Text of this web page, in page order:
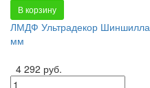
В корзину
ЛМДФ Ультрадекор
мм
4 292 руб.